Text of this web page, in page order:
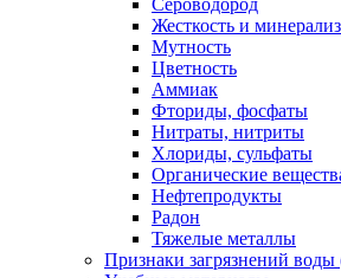
Сероводород
Жесткость и
Мутность
Цветность
Аммиак
Фториды, фосфаты
Нитраты, нитриты
Хлориды, сульфаты
Органические
Нефтепродукты
Радон
Тяжелые металлы
Признаки загрязнений